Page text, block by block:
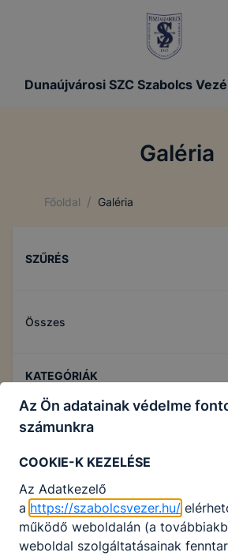
Dunaújvárosi SZC Szabolcs
Galéria
Főoldal / Galéria
SZŰRÉS
Összes
KATEGÓRIÁK
Hírek
Az Ön adatainak védelme
számunkra
COOKIE-K KEZELÉSE
Az Adatkezelő
a https://szabolcsvezer.hu/
működő weboldalán (a
weboldal szolgáltatásainak